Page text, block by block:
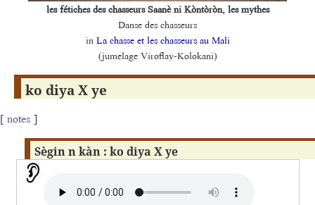
les fétiches des chasseurs Saanè ni Kòntòròn, les mythes
Danse des chasseurs
inLa chasse et les chasseurs au Mali
(jumelage Viroflay-Kolokani)
ko diya X ye
[ notes ]
Sègin n kàn : ko diya X ye